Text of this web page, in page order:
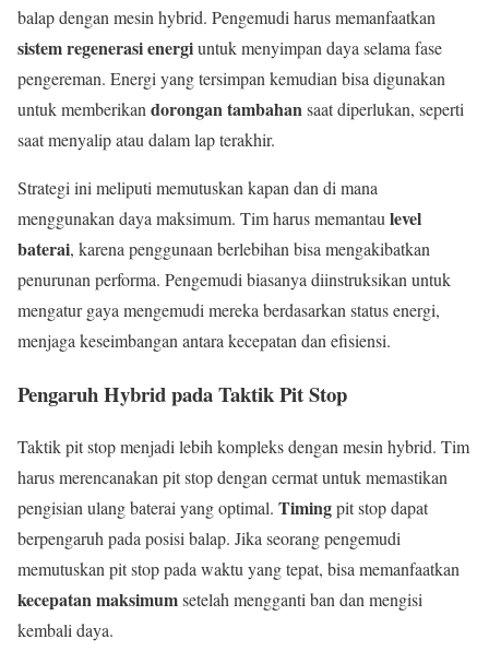
balap dengan mesin hybrid. Pengemudi harus memanfaatkan
sistem regenerasi energiuntuk menyimpan daya selama fase
pengereman. Energi yang tersimpan kemudian bisa digunakan
untuk memberikan dorongan tambahansaat diperlukan, seperti
saat menyalip atau dalam lap terakhir.
Strategi ini meliputi memutuskan kapan dan di mana
menggunakan daya maksimum. Tim harus memantau level
baterai, karena penggunaan berlebihan bisa mengakibatkan
penurunan performa. Pengemudi biasanya diinstruksikan untuk
mengatur gaya mengemudi mereka berdasarkan status energi,
menjaga keseimbangan antara kecepatan dan efisiensi.
Pengaruh Hybrid pada Taktik Pit Stop
Taktik pit stop menjadi lebih kompleks dengan mesin hybrid. Tim
harus merencanakan pit stop dengan cermat untuk memastikan
pengisian ulang baterai yang optimal. Timingpit stop dapat
berpengaruh pada posisi balap. Jika seorang pengemudi
memutuskan pit stop pada waktu yang tepat, bisa memanfaatkan
kecepatan maksimumsetelah mengganti ban dan mengisi
kembali daya.